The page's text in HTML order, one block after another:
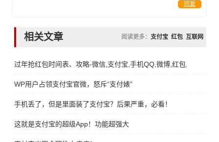
回复
相关文章 阅读更多： 支付宝 红包 互联网
过年抢红包时间表、攻略-微信,支付宝,手机QQ,微博,红包,时间,攻略
WP用户占领支付宝官微，怒斥“支付婊”
手机丢了，但是里面装了支付宝？后果严重，必看！
这就是支付宝的超级App！功能超强大